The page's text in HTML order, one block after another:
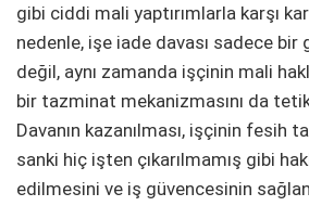
gibi ciddi mali yaptırımlarla karşı
nedenle, işe iade davası sadece
değil, aynı zamanda işçinin mali
bir tazminat mekanizmasını da
Davanın kazanılması, işçinin fesih
sanki hiç işten çıkarılmamış gibi
edilmesini ve iş güvencesinin